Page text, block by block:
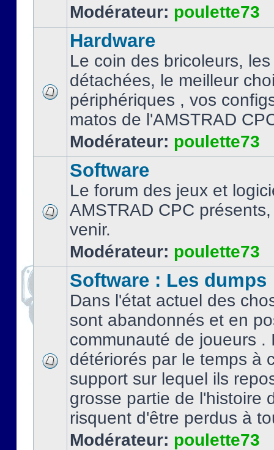
Modérateur: poulette73
Hardware
Le coin des bricoleurs,
détachées, le meilleur
périphériques , vos
matos de l'AMSTRAD
Modérateur: poulette73
Software
Le forum des jeux et
AMSTRAD CPC
venir.
Modérateur: poulette73
Software : Les dumps
Dans l'état actuel des
sont abandonnés et en
communauté de joueurs .
détériorés par le temps à
support sur lequel ils
grosse partie de l'histoire
risquent d'être perdus à
Modérateur: poulette73